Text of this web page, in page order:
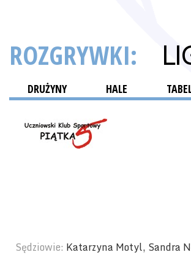
ROZGRYWKI:
DRUŻYNY HALE
Sędziowie: Katarzyna Motyl, Sandra